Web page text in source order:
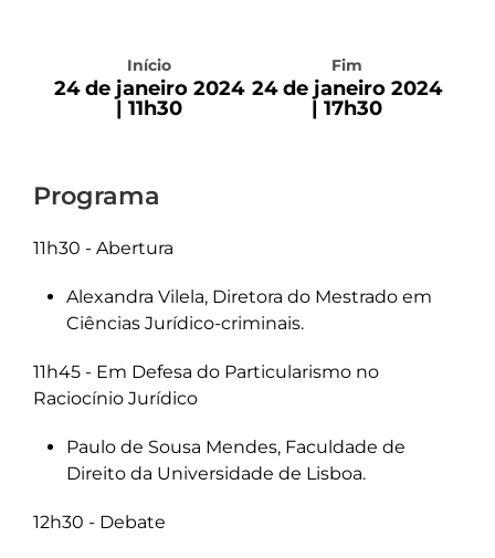
Início
24 de janeiro 2024
| 11h30
Fim
24 de janeiro 2024
| 17h30
Programa
11h30 - Abertura
Alexandra Vilela, Diretora do Mestrado em
Ciências Jurídico-criminais.
11h45 - Em Defesa do Particularismo no
Raciocínio Jurídico
Paulo de Sousa Mendes, Faculdade de
Direito da Universidade de Lisboa.
12h30 - Debate